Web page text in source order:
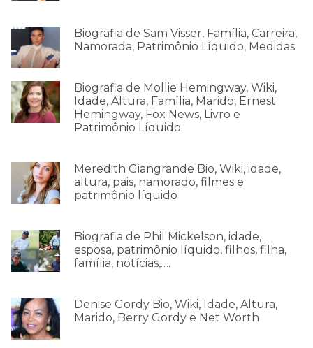
Biografia de Sam Visser, Família, Carreira,
Namorada, Patrimônio Líquido, Medidas
Biografia de Mollie Hemingway, Wiki,
Idade, Altura, Família, Marido, Ernest
Hemingway, Fox News, Livro e
Patrimônio Líquido.
Meredith Giangrande Bio, Wiki, idade,
altura, pais, namorado, filmes e
patrimônio líquido
Biografia de Phil Mickelson, idade,
esposa, patrimônio líquido, filhos, filha,
família, notícias,….
Denise Gordy Bio, Wiki, Idade, Altura,
Marido, Berry Gordy e Net Worth